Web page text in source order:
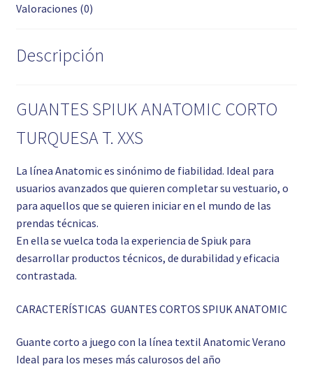
Valoraciones (0)
Descripción
GUANTES SPIUK ANATOMIC CORTO
TURQUESA T. XXS
La línea Anatomic es sinónimo de fiabilidad. Ideal para
usuarios avanzados que quieren completar su vestuario, o
para aquellos que se quieren iniciar en el mundo de las
prendas técnicas.
En ella se vuelca toda la experiencia de Spiuk para
desarrollar productos técnicos, de durabilidad y eficacia
contrastada.
CARACTERÍSTICAS GUANTES CORTOS SPIUK ANATOMIC
Guante corto a juego con la línea textil Anatomic Verano
Ideal para los meses más calurosos del año